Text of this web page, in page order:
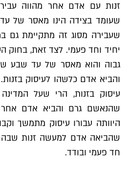
זנות עם אדם אחר מהווה
שעומד בצידה הינו מאסר של
שעבירה מסוג זה מתקיימת גם
יחיד וחד פעמי. לצד זאת, בחוק
גבוה והוא מאסר של עד שבע
והביא אדם כלשהו לעיסוק
עיסוק בזנות, הרי שעל
שהנאשם גרם והביא אדם
היוותה עבורו עיסוק מתמשך
שהביאה אדם למעשה זנות שבה
חד פעמי ובודד.